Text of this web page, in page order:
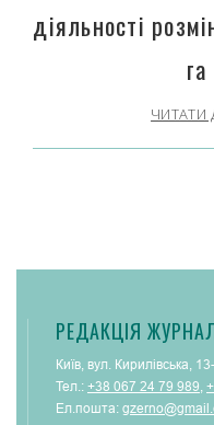
діяльності
га
ЧИТАТИ
РЕДАКЦІЯ
Київ, вул. Кирилівська,
Тел.: +38 067 24 79 989
Ел.пошта: